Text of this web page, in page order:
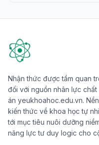
Nhận thức được tầm quan
đối với nguồn nhân lực
án yeukhoahoc.edu.vn.
kiến thức về khoa học tự
tới mục tiêu nuôi dưỡng
năng lực tư duy logic cho